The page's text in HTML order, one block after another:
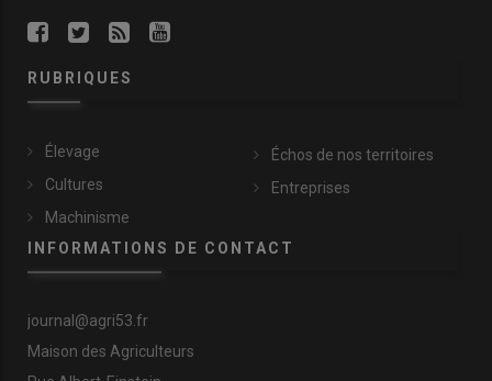
RUBRIQUES
Élevage
Cultures
Machinisme
Échos de nos territoires
Entreprises
INFORMATIONS DE CONTACT
journal@agri53.fr
Maison des Agriculteurs